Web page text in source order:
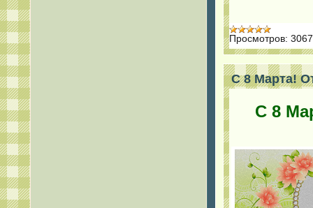
Просмотров: 3067
С 8 Марта!
С 8